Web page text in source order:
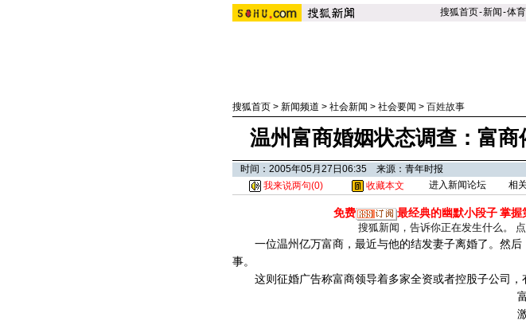
搜狐首页-新闻-体育
搜狐首页> 新闻频道 > 社会新闻 > 社会要闻 > 百姓故事
温州富商婚姻状态调查：富
时间：2005年05月27日06:35 来源：青年时报
我来说两句(0) 收藏本文 进入新闻论坛 相
免费 最经典的幽默小段子掌握
搜狐新闻，告诉你正在发生什么。
一位温州亿万富商，最近与他的结发妻子离婚了。然后
事。
这则征婚广告称富商领导着多家全资或者控股子公司，